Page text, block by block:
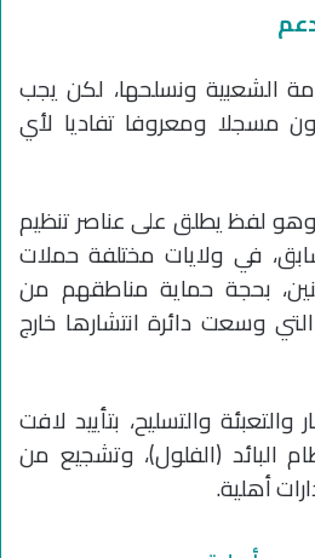
الشعبية ونسلحها، لكن يجب
مسجلا ومعروفا تفاديا لأي
وهو لفظ يطلق على عناصر تنظيم
في ولايات مختلفة حملات
بحجة حماية مناطقهم من
التي وسعت دائرة انتشارها خارج
والتسليح، بتأييد لافت
البائد (الفلول)، وتشجيع من
أهلية.